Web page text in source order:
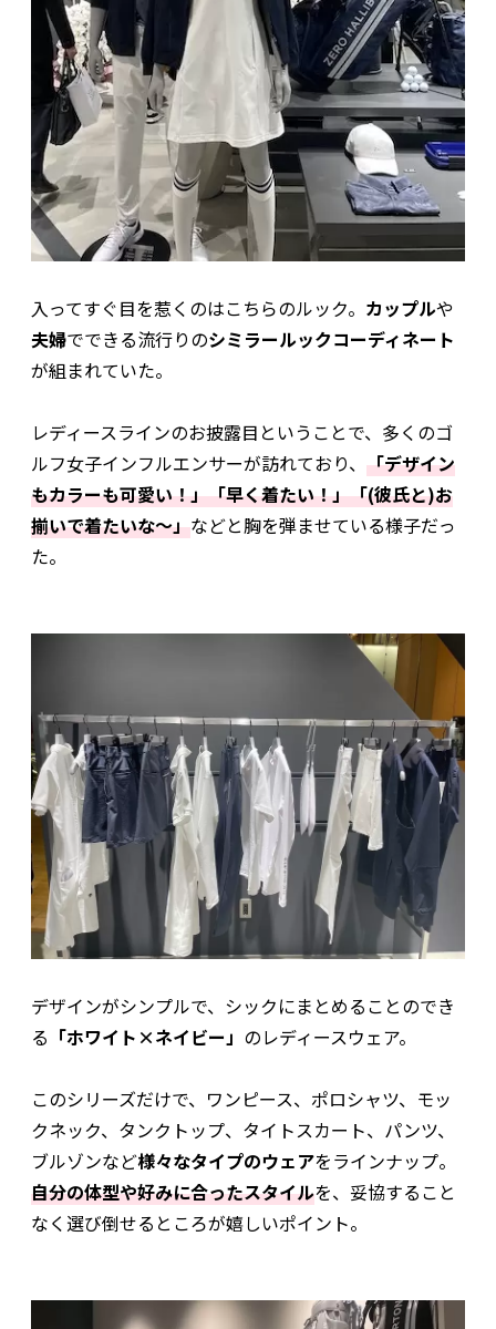
入ってすぐ目を惹くのはこちらのルック。 カップルや
夫婦でできる流行りのシミラールックコーディネート
が組まれていた。
レディースラインのお披露目ということで、多くのゴ
ルフ女子インフルエンサーが訪れており、 「デザイン
もカラーも可愛い！」「早く着たい！」「(彼氏と)お
揃いで着たいな〜」などと胸を弾ませている様子だっ
た。
デザインがシンプルで、シックにまとめることのでき
る 「ホワイト×ネイビー」 のレディースウェア。
このシリーズだけで、ワンピース、ポロシャツ、モッ
クネック、タンクトップ、タイトスカート、パンツ、
ブルゾンなど様々なタイプのウェアをラインナップ。
自分の体型や好みに合ったスタイルを、妥協すること
なく選び倒せるところが嬉しいポイント。